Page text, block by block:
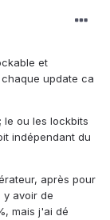
et
update ca
ou les lockbits
indépendant du
après pour
avoir de
mais j'ai dé